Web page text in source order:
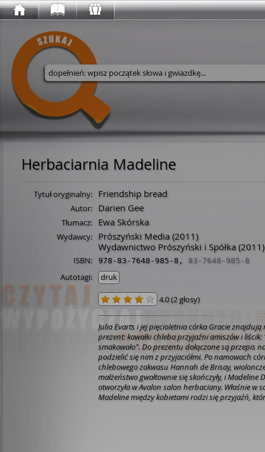
Wyszukaj w serwisie
Herbaciarnia Madeline
Tytuł oryginalny: Friendship bread
Autor: Darien Gee
Tłumacz: Ewa Skórska
Wydawcy: Prószyński Media (2011)
Wydawnictwo Prószyński i Spółka (2011)
ISBN: 978-83-7648-985-8 , 83-7648-985-8
Autotagi: druk
4.0(2 głosy)
Julia Evarts i jej pięcioletnia córka Gracie
prezent: kawałki chleba przyjaźni amiszów i
smakowało". Do prezentu dołączone są przepis
podzielić się nim z przyjaciółmi. Po namowach
chlebowego zakwasu Hannah de Brisay,
małżeństwo gwałtownie się skończyły, i Madeline
otworzyła w Avalon salon herbaciany. Właśnie w
Madeline między kobietami rodzi się przyjaźń,